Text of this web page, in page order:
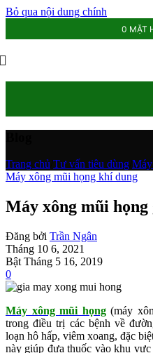
Bỏ qua nội dung chính
0 MẶT
Trang chủ Tư vấn tiêu dùng
Máy xông mũi họng khí dung
Máy xông mũi họng
Đăng bởi Trần Ngân
Tháng 10 6, 2021
Bật Tháng 5 16, 2019
0
Máy xông mũi họng(máy
trong điều trị các bệnh về
loạn hô hấp, viêm xoang, đặc
này giúp đưa thuốc vào khu